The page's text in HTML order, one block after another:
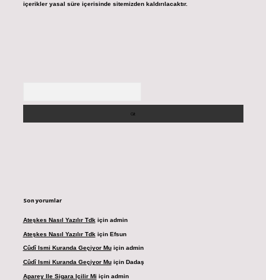
içerikler yasal süre içerisinde sitemizden kaldırılacaktır.
Son yorumlar
Ateşkes Nasıl Yazılır Tdk için admin
Ateşkes Nasıl Yazılır Tdk için Efsun
Cûdî Ismi Kuranda Geçiyor Muiçin admin
Cûdî Ismi Kuranda Geçiyor Muiçin Dadaş
Aparey Ile Sigara Içilir Mi için admin